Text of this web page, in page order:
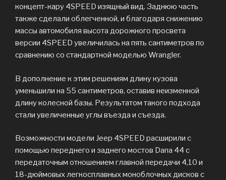
концепт-кару 4SPEED изящный вид. Заднюю часть
также сделали облегченной, и благодаря снижению
массы автомобиля высота дорожного просвета
версии 4SPEED увеличилась на пять сантиметров по
сравнению со стандартной моделью Wrangler.
В дополнение к этим решениям длину кузова
уменьшили на 55 сантиметров, оставив неизменной
длину колесной базы. Результатом такого подхода
стали увеличенные углы въезда и съезда.
Возможности модели Jeep 4SPEED расширили с
помощью переднего и заднего мостов Dana 44 с
передаточным отношением главной передачи 4,10 и
18-дюймовых легкосплавных моноблочных дисков с